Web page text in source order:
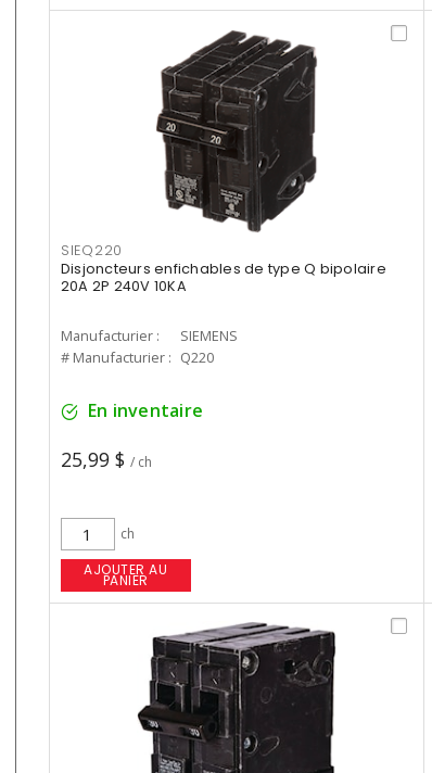
SIEQ220
Disjoncteurs enfichables de type Q bipolaire
20A 2P 240V 10KA
Manufacturier :
SIEMENS
# Manufacturier : Q220
En inventaire
25,99 $ / ch
ch
AJOUTER AU
PANIER